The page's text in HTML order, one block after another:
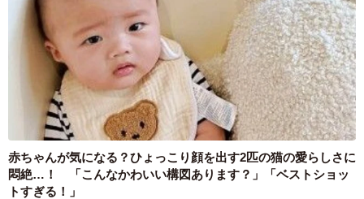
ので、自己肯定感が上がる（27歳女性）
【2位：体調がよくなる】
▽お通じがよくなった（21歳女性）
▽体調を崩しにくくなった（30歳男性）
▽健康診断の結果がすごく良くなりました（52歳男性）
【3位：体重・体型が変わる】
▽筋肉がつき、体が引き締まる（20歳女性）
赤ちゃんが気になる？ひょっこり顔を出す2匹の猫の愛らしさに
悶絶…！ 「こんなかわいい構図あります？」「ベストショッ
トすぎる！」